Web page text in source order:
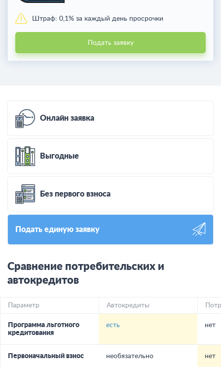
Штраф: 0,1% за каждый день просрочки
Подать заявку
Онлайн заявка
Выгодные
Без первого взноса
Подать единую заявку
Сравнение потребительских и
автокредитов
Параметр Автокредиты
Программа льготного
кредитования
есть нет
Первоначальный взнос необязательно нет